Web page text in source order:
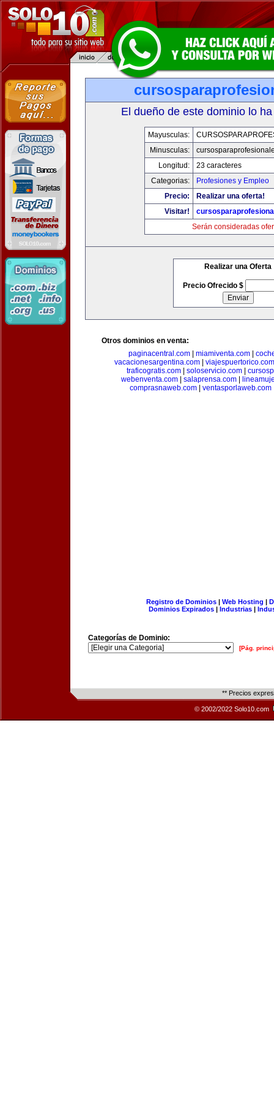
El dueño de este dominio lo
Mayusculas:
Minusculas:
Longitud:
23 caracteres
Categorias:
Profesiones y Empleo
Precio:
Realizar una oferta!
Visitar!
Serán consideradas
Realizar una Oferta
Precio Ofrecido $
Otros dominios en venta:
paginacentral.com| miamiventa.com|
vacacionesargentina.com
viajespuertorico.com
traficogratis.com| soloservicio.com|
webenventa.com
salaprensa.com
comprasnaweb.com
ventasporlaweb.com
Registro de Dominios| Web Hosting |
Dominios Expirados | Industrias |
Categorías de Dominio:
[Pág.
** Precios
© 2002/2022 Solo10.com